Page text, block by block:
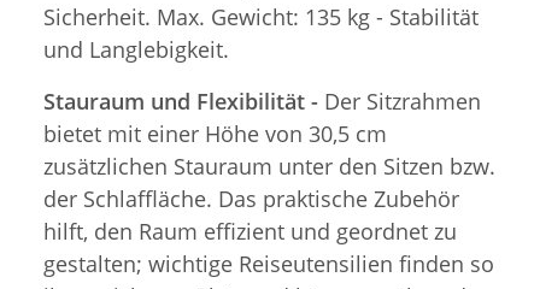
Sicherheit. Max. Gewicht: 135 kg - Stabilität
und Langlebigkeit.
Stauraum und Flexibilität - Der Sitzrahmen
bietet mit einer Höhe von 30,5 cm
zusätzlichen Stauraum unter den Sitzen bzw.
der Schlaffläche. Das praktische Zubehör
hilft, den Raum effizient und geordnet zu
gestalten; wichtige Reiseutensilien finden so